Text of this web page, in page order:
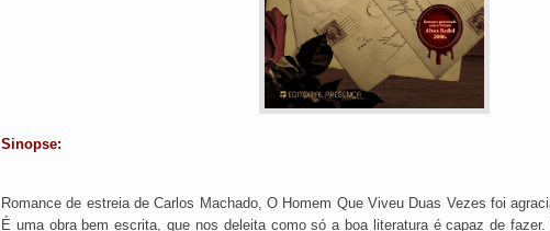
Sinopse:
Romance de estreia de Carlos Machado, O Homem Que Viveu Duas Vezes foi
É uma obra bem escrita, que nos deleita como só a boa literatura é capaz de